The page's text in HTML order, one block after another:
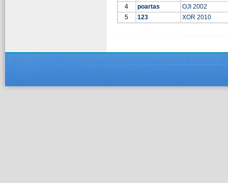
4
poartas
OJI 2002
5
123 XOR 2010